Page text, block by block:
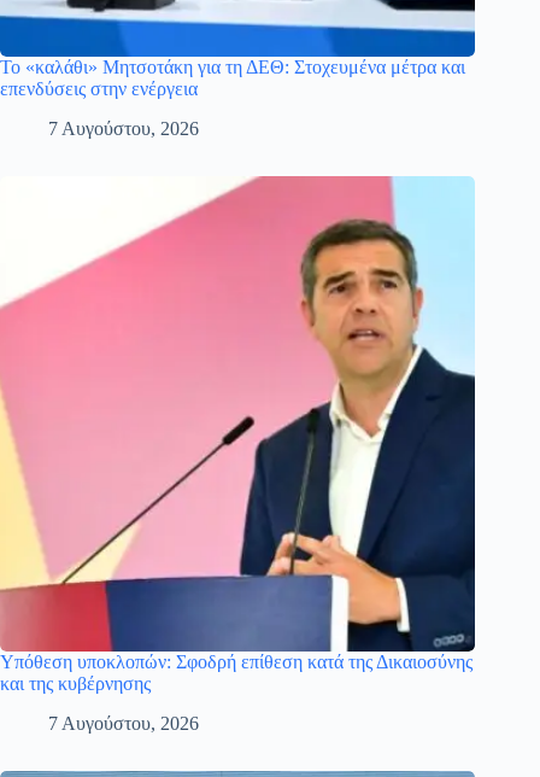
Το «καλάθι» Μητσοτάκη για τη ΔΕΘ: Στοχευμένα μέτρα και
επενδύσεις στην ενέργεια
7 Αυγούστου, 2026
Υπόθεση υποκλοπών: Σφοδρή επίθεση κατά της Δικαιοσύνης
και της κυβέρνησης
7 Αυγούστου, 2026